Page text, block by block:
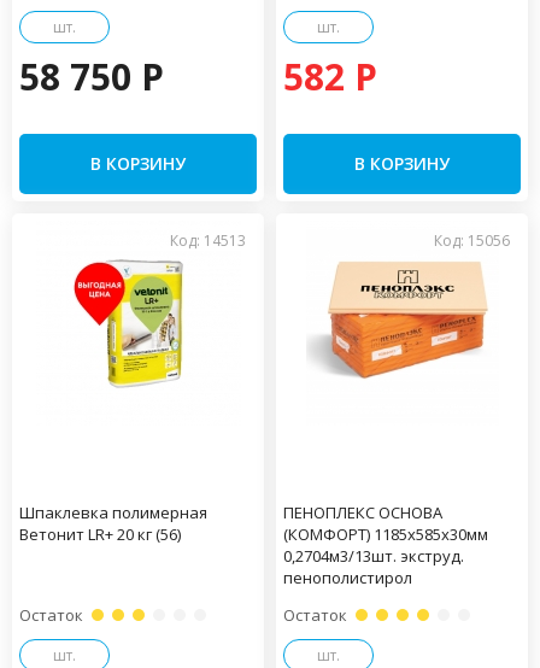
шт.
58 750 P
В КОРЗИНУ
шт.
582 P
В КОРЗИНУ
Код: 14513
Шпаклевка полимерная
Ветонит LR+ 20 кг (56)
Остаток
шт.
Код: 15056
ПЕНОПЛЕКС ОСНОВА
(КОМФОРТ) 1185х585х30мм
0,2704м3/13шт. экструд.
пенополистирол
Остаток
шт.